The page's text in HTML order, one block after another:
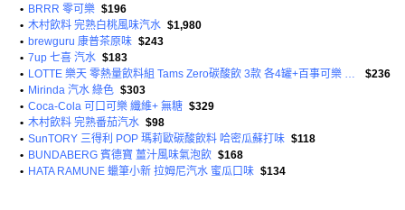
• BRRR 零可樂 $196
• 木村飲料 完熟白桃風味汽水 $1,980
• brewguru 康普茶原味 $243
• 7up 七喜 汽水 $183
•
LOTTE 樂天 零熱量飲料組 Tams Zero碳酸飲 3款 各4罐+百事可樂 2罐+Chilsung Cider經典汽水 2罐
$236
• Mirinda 汽水 綠色 $303
• Coca-Cola 可口可樂 纖維+ 無糖 $329
• 木村飲料 完熟番茄汽水 $98
• SunTORY 三得利 POP 瑪莉歐碳酸飲料 哈密瓜蘇打味 $118
• BUNDABERG 賓德寶 薑汁風味氣泡飲 $168
• HATA RAMUNE 蠟筆小新 拉姆尼汽水 蜜瓜口味 $134